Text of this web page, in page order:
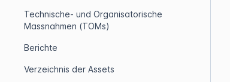
Technische- und Organisatorische
Massnahmen (TOMs)
Berichte
Verzeichnis der Assets